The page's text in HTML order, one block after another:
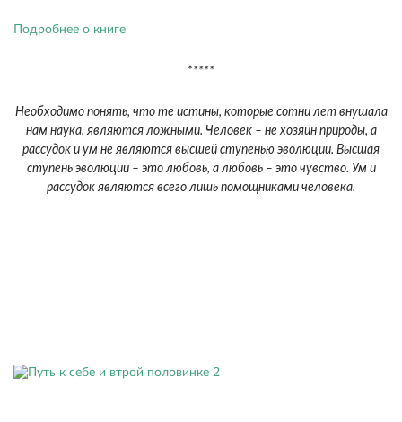
Подробнее о книге
*****
Необходимо понять, что те истины, которые сотни лет внушала
нам наука, являются ложными. Человек – не хозяин природы, а
рассудок и ум не являются высшей ступенью эволюции. Высшая
ступень эволюции – это любовь, а любовь – это чувство. Ум и
рассудок являются всего лишь помощниками человека.